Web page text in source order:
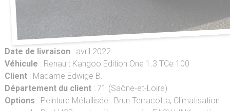
Date de livraison: avril 2022
Véhicule : Renault Kangoo Edition One 1.3 TCe 100
Client: Madame Edwige B.
Département du client: 71 (Saône-et-Loire)
Options : Peinture Métallisée : Brun Terracotta, Climatisation